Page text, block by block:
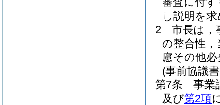
し説明を
2
市長は，
の整合性
慮その他
(事前協議
第7条
事業
及び第2項